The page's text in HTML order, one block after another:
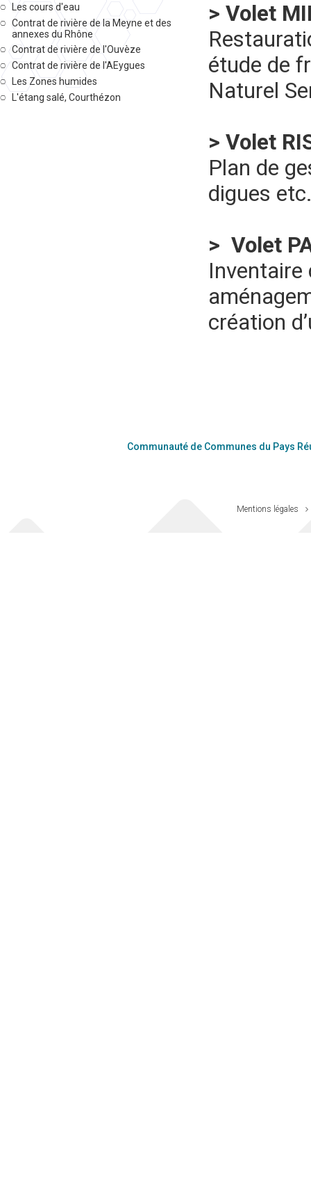
Les cours d'eau
Contrat de rivière de la Meyne et des
annexes du Rhône
Contrat de rivière de l'Ouvèze
Contrat de rivière de l'AEygues
Les Zones humides
L'étang salé, Courthézon
> Volet
étude de
Naturel
> Volet
Plan de
digues
> Volet
Inventaire
création
Communauté de Communes du Pays
Mentions légales